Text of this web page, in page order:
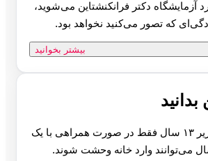
آزمایشگاه دکتر فرانکنشتاین می‌شوید،
که تصور می‌کنید نخواهد بود.
بیشتر بخوانید
افراد زیر ۱۳ سال فقط در صورت همراهی با یک
می‌توانند وارد خانه وحشت شوند.